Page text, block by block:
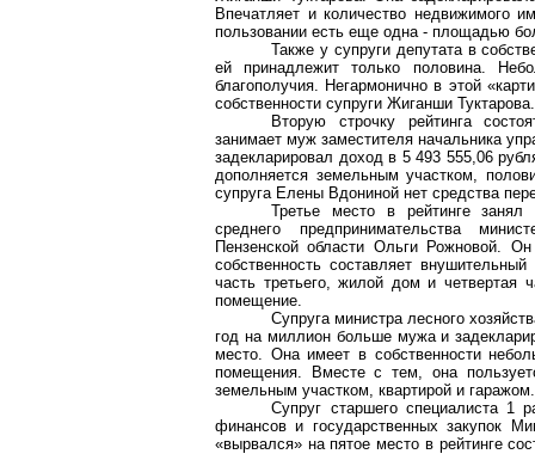
Впечатляет и количество недвижимого
пользовании есть еще одна - площадью
Также у супруги депутата в
ей принадлежит только половина.
благополучия. Негармонично в этой
собственности супруги Жиганши
Вторую строчку рейтинга
занимает муж заместителя начальника
задекларировал доход в 5 493 555,06
дополняется земельным участком,
супруга Елены Вдониной нет средства
Третье место в рейтинге занял
среднего предпринимательства
Пензенской области Ольги Рожновой.
собственность составляет
часть третьего, жилой дом и четвертая
помещение.
Супруга министра лесного
год на миллион больше мужа и
место. Она имеет в собственности
помещения. Вместе с тем, она
земельным участком, квартирой и
Супруг старшего специалиста 1
финансов и государственных закупок
«вырвался» на пятое место в рейтинге